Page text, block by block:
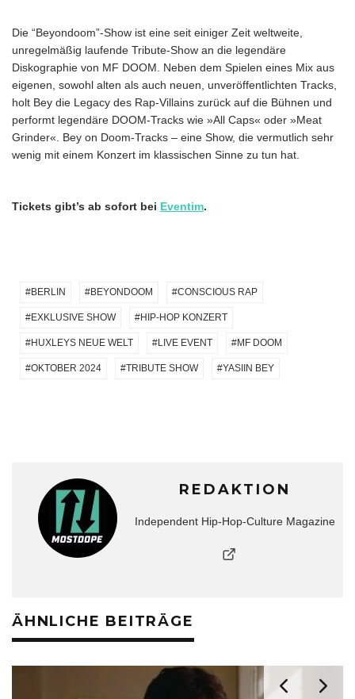
Die “Beyondoom”-Show ist eine seit einiger Zeit weltweite,
unregelmäßig laufende Tribute-Show an die legendäre
Diskographie von MF DOOM. Neben dem Spielen eines Mix aus
eigenen, sowohl alten als auch neuen, unveröffentlichten Tracks,
holt Bey die Legacy des Rap-Villains zurück auf die Bühnen und
performt legendäre DOOM-Tracks wie »All Caps« oder »Meat
Grinder«. Bey on Doom-Tracks – eine Show, die vermutlich sehr
wenig mit einem Konzert im klassischen Sinne zu tun hat.
Tickets gibt’s ab sofort bei Eventim.
BERLIN BEYONDOOM CONSCIOUS RAP
EXKLUSIVE SHOW HIP-HOP KONZERT
HUXLEYS NEUE WELT LIVE EVENT MF DOOM
OKTOBER 2024 TRIBUTE SHOW YASIIN BEY
REDAKTION
Independent Hip-Hop-Culture Magazine
ÄHNLICHE BEITRÄGE